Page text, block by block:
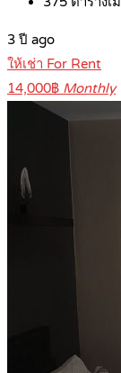
3 ปี ago
ให้เช่า For Rent
14,000฿ Monthly